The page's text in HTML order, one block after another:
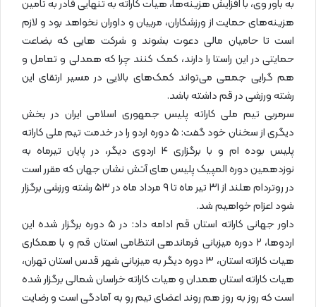
به باور وی، با افزایش هزینه‌ها، هیات کاراته به تنهایی قادر به تامین
هزینه‌های حمایت از ورزشکاران، مربیان و داوران نخواهد بود و لازم
است تا حامیان مالی دعوت بشوند و شرکت هایی که بضاعت
حمایتی در این‌ راستا را دارند، کمک کنند چرا که همدلی و تعامل و
هم‌ گرایی جمعی می‌تواند کمک‌های بالایی در مسیر ارتقای این
رشته ورزشی در قم داشته باشد.
سرمربی تیم‌ ملی کاراته پلیس جمهوری اسلامی ایران در بخش
دیگری از سخنان خود گفت: ۵ دوره اردو را در خدمت تیم‌ ملی کاراته
پلیس بوده ام و با برگزاری ۴ اردوی دیگر، در پایان تیرماه به
نوزدهمین دوره المپیک پلیس های آتش نشان جهان که مقرر است
در روتردام هلند از ۳۱ تیر ماه تا ۹ مرداد ماه در ۵۳ رشته ورزشی برگزار
شود اعزام خواهیم شد.
داور جهانی کاراته استان قم ادامه داد: در ۵ دوره‌ برگزار شده این
اردوها، ۲ دوره میزبانی فرماندهی انتظامی استان قم و با همکاری
هیات کاراته استان، ۳ دوره دیگر به میزبانی شهر قدس استان تهران،
هیات کاراته استان همدان و هیات کاراته خراسان شمالی برگزار شده
است که روز به‌ روز هم روند اعضای تیم رو به آمادگی است و رضایت